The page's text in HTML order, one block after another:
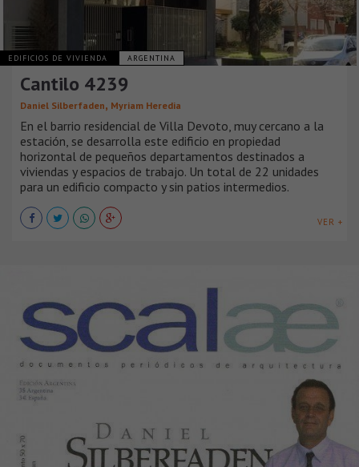
EDIFICIOS DE VIVIENDA ARGENTINA
Cantilo 4239
Daniel Silberfaden, Myriam Heredia
En el barrio residencial de Villa Devoto, muy cercano a la
estación, se desarrolla este edificio en propiedad
horizontal de pequeños departamentos destinados a
viviendas y espacios de trabajo. Un total de 22 unidades
para un edificio compacto y sin patios intermedios.
VER +